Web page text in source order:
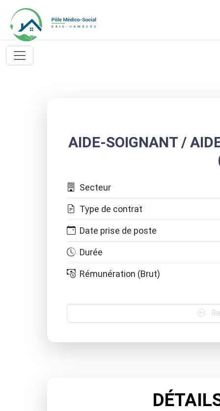
AIDE-SOIGNANT /
Secteur
Type de contrat
Date prise de poste
Durée
Rémunération (Brut)